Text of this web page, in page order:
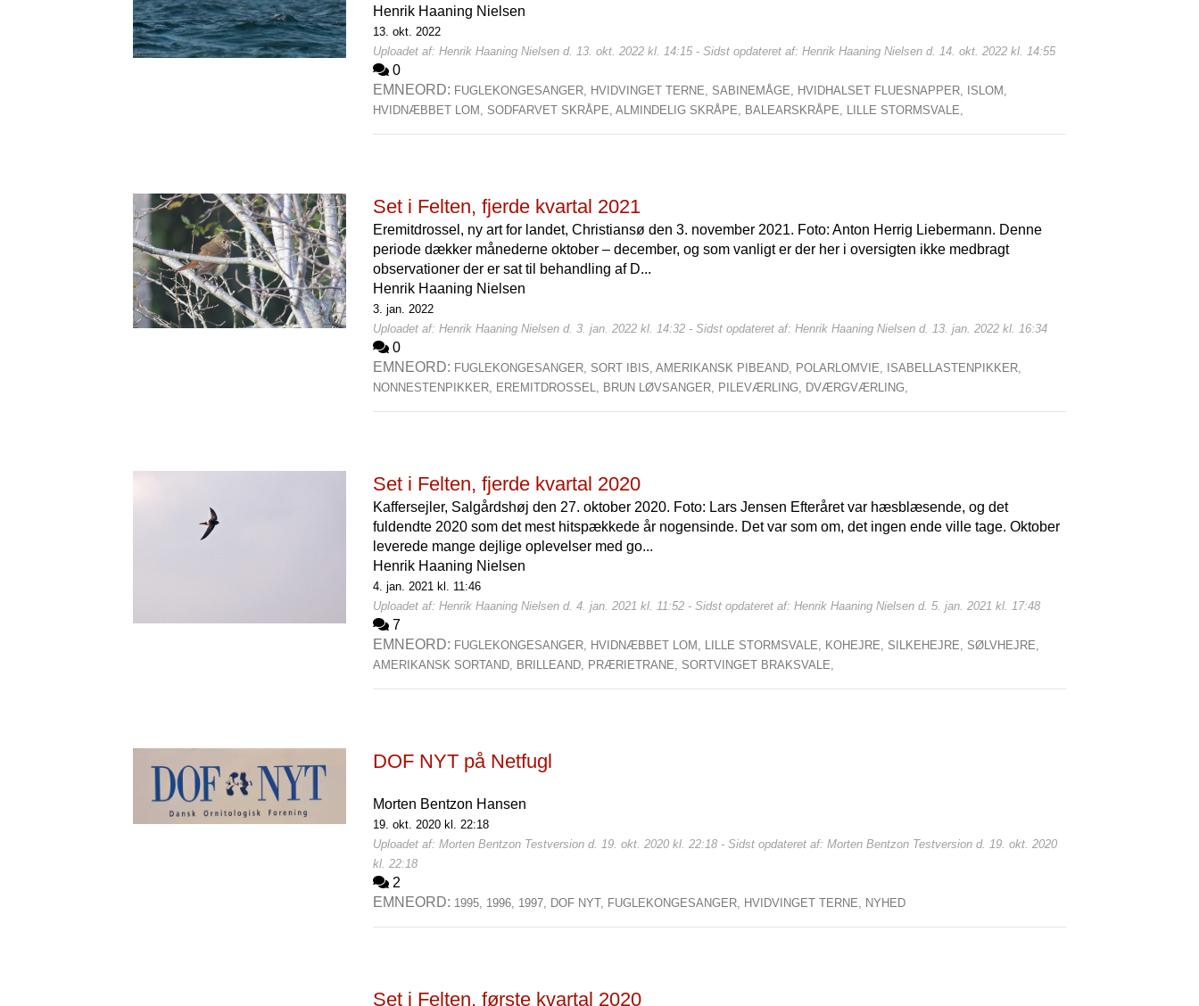
Henrik Haaning Nielsen
13. okt. 2022
Uploadet af: Henrik Haaning Nielsen d. 13. okt. 2022 kl. 14:15 - Sidst opdateret af: Henrik Haaning Nielsen d. 14. okt. 2022 kl. 14:55
0
EMNEORD: FUGLEKONGESANGER, HVIDVINGET TERNE, SABINEMÅGE, HVIDHALSET FLUESNAPPER,
ISLOM,
HVIDNÆBBET LOM, SODFARVET SKRÅPE,ALMINDELIG SKRÅPE, BALEARSKRÅPE, LILLE STORMSVALE,
Set i Felten, fjerde kvartal 2021
Eremitdrossel, ny art for landet, Christiansø den 3. november 2021. Foto: Anton Herrig Liebermann. Denne
periode dækker månederne oktober – december, og som vanligt er der her i oversigten ikke medbragt
observationer der er sat til behandling af D...
Henrik Haaning Nielsen
3. jan. 2022
Uploadet af: Henrik Haaning Nielsen d. 3. jan. 2022 kl. 14:32 - Sidst opdateret af: Henrik Haaning Nielsen d. 13. jan. 2022 kl. 16:34
0
EMNEORD: FUGLEKONGESANGER, SORT IBIS,AMERIKANSK PIBEAND, POLARLOMVIE,
ISABELLASTENPIKKER,
NONNESTENPIKKER, EREMITDROSSEL, BRUN LØVSANGER, PILEVÆRLING, DVÆRGVÆRLING,
Set i Felten, fjerde kvartal 2020
Kaffersejler, Salgårdshøj den 27. oktober 2020. Foto: Lars Jensen Efteråret var hæsblæsende, og det
fuldendte 2020 som det mest hitspækkede år nogensinde. Det var som om, det ingen ende ville tage. Oktober
leverede mange dejlige oplevelser med go...
Henrik Haaning Nielsen
4. jan. 2021 kl. 11:46
Uploadet af: Henrik Haaning Nielsen d. 4. jan. 2021 kl. 11:52 - Sidst opdateret af: Henrik Haaning Nielsen d. 5. jan. 2021 kl. 17:48
7
EMNEORD: FUGLEKONGESANGER, HVIDNÆBBET LOM, LILLE STORMSVALE, KOHEJRE, SILKEHEJRE, SØLVHEJRE,
AMERIKANSK SORTAND, BRILLEAND, PRÆRIETRANE, SORTVINGET BRAKSVALE,
DOF NYT på Netfugl
Morten Bentzon Hansen
19. okt. 2020 kl. 22:18
Uploadet af: Morten Bentzon Testversion d. 19. okt. 2020 kl. 22:18 - Sidst opdateret af: Morten Bentzon Testversion d. 19. okt. 2020
kl. 22:18
2
EMNEORD: 1995, 1996, 1997, DOF NYT, FUGLEKONGESANGER, HVIDVINGET TERNE, NYHED
Set i Felten, første kvartal 2020